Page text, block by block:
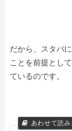
だから、スタバ
ことを前提とし
ているのです。